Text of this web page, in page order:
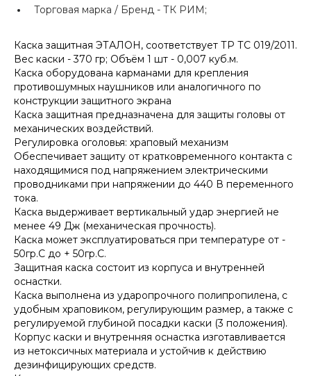
Торговая марка / Бренд - ТК РИМ;
Каска защитная ЭТАЛОН, соответствует ТР ТС 019/2011.
Вес каски - 370 гр; Объём 1 шт - 0,007 куб.м.
Каска оборудована карманами для крепления
противошумных наушников или аналогичного по
конструкции защитного экрана
Каска защитная предназначена для защиты головы от
механических воздействий.
Регулировка оголовья: храповый механизм
Обеспечивает защиту от кратковременного контакта с
находящимися под напряжением электрическими
проводниками при напряжении до 440 В переменного
тока.
Каска выдерживает вертикальный удар энергией не
менее 49 Дж (механическая прочность).
Каска может эксплуатироваться при температуре от -
50гр.С до + 50гр.С.
Защитная каска состоит из корпуса и внутренней
оснастки.
Каска выполнена из ударопрочного полипропилена, с
удобным храповиком, регулирующим размер, а также с
регулируемой глубиной посадки каски (3 положения).
Корпус каски и внутренняя оснастка изготавливается
из нетоксичных материала и устойчив к действию
дезинфицирующих средств.